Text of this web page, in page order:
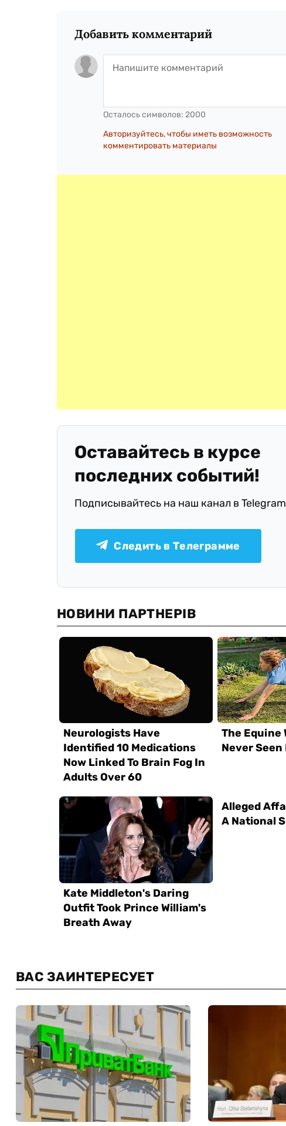
Добавить комментарий
Осталось символов: 2000
Авторизуйтесь, чтобы иметь возможность
комментировать материалы
Оставайтесь в курсе
последних событий!
Подписывайтесь на наш канал в Telegram
Следить в Телеграмме
ВАС ЗАИНТЕРЕСУЕТ